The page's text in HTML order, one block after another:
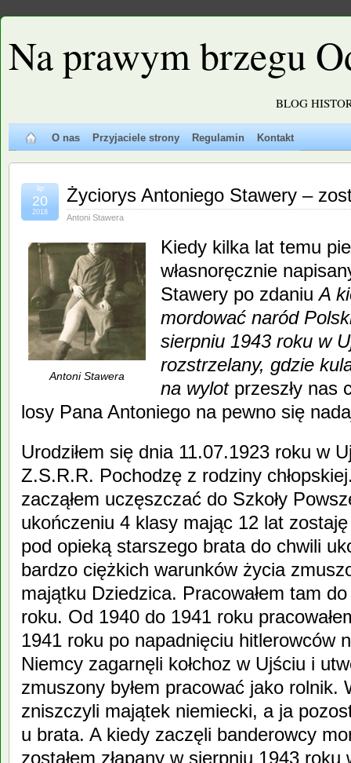
Na prawym brzegu
BLOG
O nas Przyjaciele strony Regulamin Kontakt
Życiorys Antoniego Stawery –
Antoni Stawera
lip
20
2018
Antoni Stawera
Kiedy kilka lat temu
własnoręcznie
Stawery po zdaniuA
mordować naród
sierpniu 1943 roku w
rozstrzelany, gdzie
na wylot przeszły nas
losy Pana Antoniego na pewno się
Urodziłem się dnia 11.07.1923 roku w
Z.S.R.R. Pochodzę z rodziny
zacząłem uczęszczać do Szkoły
ukończeniu 4 klasy mając 12 lat
pod opieką starszego brata do chwili
bardzo ciężkich warunków życia
majątku Dziedzica. Pracowałem tam
roku. Od 1940 do 1941 roku
1941 roku po napadnięciu hitlerowców
Niemcy zagarnęli kołchoz w Ujściu i
zmuszony byłem pracować jako rolnik.
zniszczyli majątek niemiecki, a ja
u brata. A kiedy zaczęli banderowcy
zostałem złapany w sierpniu 1943